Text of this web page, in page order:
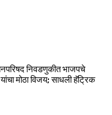
निवडणुकीत भाजपचे
मोठा विजय; साधली हॅट्रिक